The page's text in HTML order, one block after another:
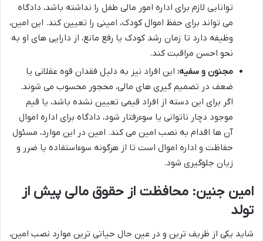
توانایی لازم برای اداره امور مالی طفل را نداشته باشد، دادگاه
می تواند برای حفظ اموال کودک، امینی را تعیین کند. این امین،
وظیفه دارد تا زمان رشد کودک یا رفع مانع، از دارایی های او به
نحو احسن مراقبت کند.
مجنون و سفیه: این افراد نیز به دلیل فقدان قوه عقلانی یا
ضعف در تصمیم گیری های مالی، محجور محسوب می شوند.
اگر برای این دسته از افراد قیمی تعیین نشده باشد، یا قیم
موجود دچار ناتوانی یا سوءرفتار شود، دادگاه برای اداره اموال
آن ها اقدام به نصب امین می کند. امین در این موارد، مسئول
حفاظت و اداره اموال است تا از هرگونه سوءاستفاده یا ضرر و
زیان جلوگیری شود.
امین جنین: محافظت از حقوق مالی پیش از
تولد
شاید یکی از ظریف ترین و در عین حال حیاتی ترین موارد نصب امین،